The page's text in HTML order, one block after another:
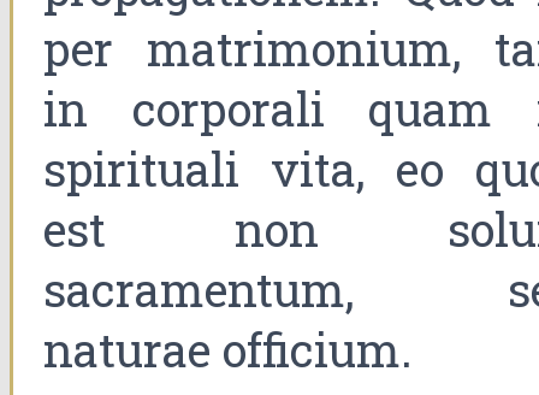
per matrimonium,
in corporali quam
spirituali vita, eo
est non
sacramentum,
naturae officium.